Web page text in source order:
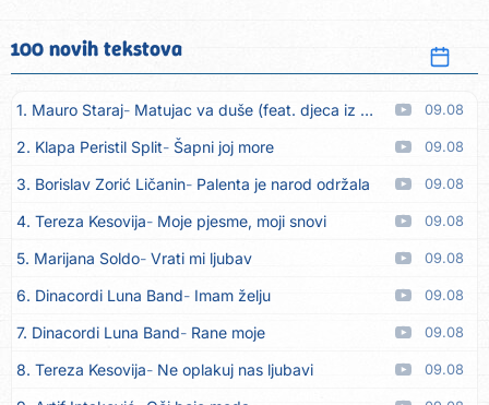
100 novih tekstova
1. Mauro Staraj Matujac va duše (feat. djeca iz Matulja) 09.08
2. Klapa Peristil Split Šapni joj more 09.08
3. Borislav Zorić Ličanin Palenta je narod održala 09.08
4. Tereza Kesovija Moje pjesme, moji snovi 09.08
5. Marijana Soldo Vrati mi ljubav 09.08
6. Dinacordi Luna Band Imam želju 09.08
7. Dinacordi Luna Band Rane moje 09.08
8. Tereza Kesovija Ne oplakuj nas ljubavi 09.08